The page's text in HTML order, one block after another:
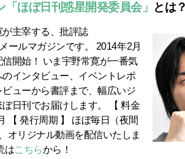
「ほぼ日刊惑星開発委員会」 とは
主宰する、批評誌
ールマガジンです。 2014年2月
開始！ いま宇野常寛が一番気
インタビュー、イベントレポ
ューから書評まで、幅広いジ
日刊でお届けします。 【 料金
【 発行周期 】 ほぼ毎日（夜間
オリジナル動画を配信いたしま
はこちらから！